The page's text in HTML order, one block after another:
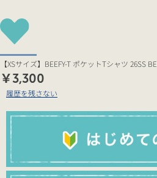
【XSサイズ】BEEFY-T ポケットTシャツ 26SS
￥3,300
履歴を残さない